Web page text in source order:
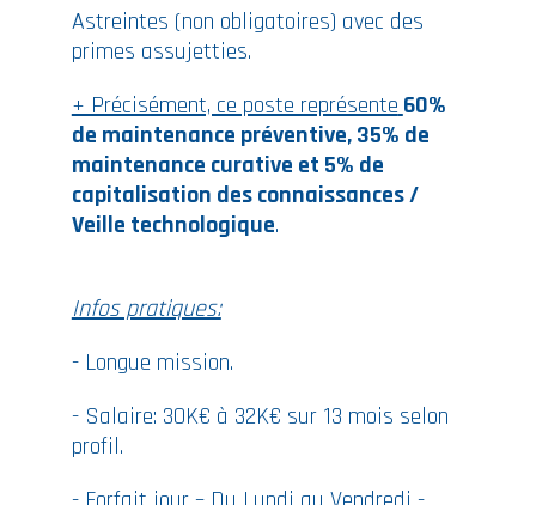
Astreintes (non obligatoires) avec des
primes assujetties.
+ Précisément, ce poste représente 60%
de maintenance préventive, 35% de
maintenance curative et 5% de
capitalisation des connaissances /
Veille technologique.
Infos pratiques:
- Longue mission.
- Salaire: 30K€ à 32K€ sur 13 mois selon
profil.